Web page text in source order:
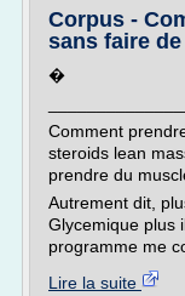
Corpus -
sans faire
�
Comment
steroids lean
prendre du
Autrement dit,
Glycemique plus
programme me
Lire la suite